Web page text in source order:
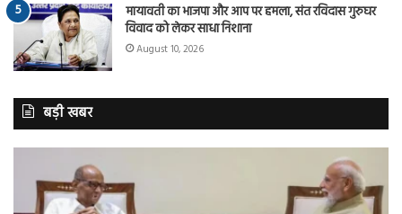
मायावती का भाजपा और आप पर हमला, संत रविदास गुरुघर
विवाद को लेकर साधा निशाना
August 10, 2026
बड़ी खबर